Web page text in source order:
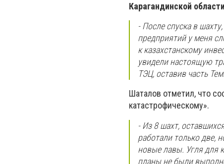
Карагандинской
- После спуска в
предприятий у меня
к казахстанскому
увидели настоящую
ТЭЦ, оставив часть
Шаталов отметил, что
катастрофическому».
- Из 8 шахт,
работали только две,
новые лавы. Угля для
планы не были